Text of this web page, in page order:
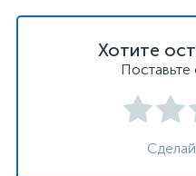
Хотите